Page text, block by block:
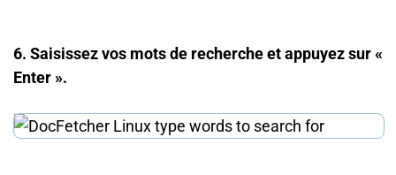
6. Saisissez vos mots de recherche et appuyez sur «
Enter ».